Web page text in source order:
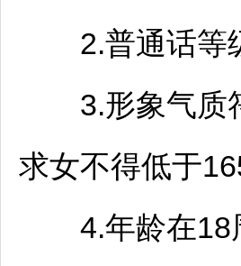
2.普通话等
3.形象气质
求女不得低于
4.年龄在18周